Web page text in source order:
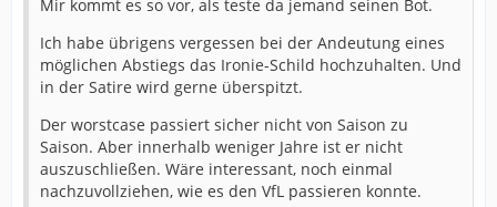
Mir kommt es so vor, als teste da jemand seinen Bot.
Ich habe übrigens vergessen bei der Andeutung eines
möglichen Abstiegs das Ironie-Schild hochzuhalten. Und
in der Satire wird gerne überspitzt.
Der worstcase passiert sicher nicht von Saison zu
Saison. Aber innerhalb weniger Jahre ist er nicht
auszuschließen. Wäre interessant, noch einmal
nachzuvollziehen, wie es den VfL passieren konnte.